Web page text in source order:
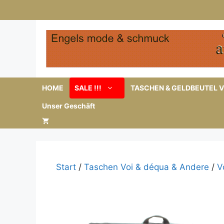
Inhalt
HOME SALE !!! TASCHEN & GELDBEUTEL
Unser Geschäft
Start / Taschen Voi & déqua & Andere /